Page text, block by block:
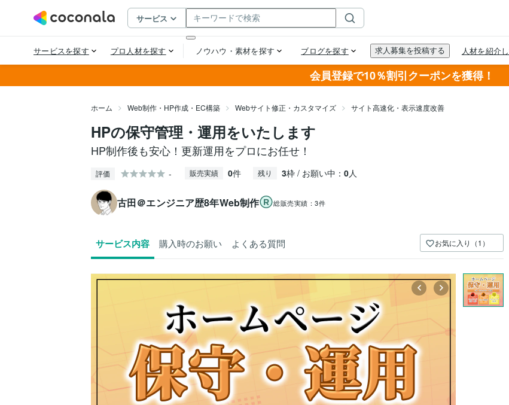
会員登録で10％割引クーポンを獲得！
ホーム Web制作・HP作成・EC構築 Webサイト修正・カスタマイズ サイト高速化・表示速度改善
HPの保守管理・運用をいたします
HP制作後も安心！更新運用をプロにお任せ！
評価 - 販売実績 0件 残り 3枠 / お願い中： 0人
古田＠エンジニア歴8年Web制作 総販売実績：3件
サービス内容 購入時のお願い よくある質問 お気に入り（1）